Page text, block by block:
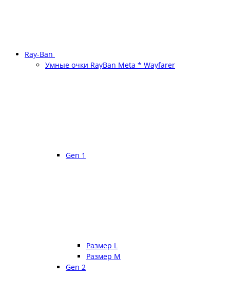
Ray-Ban
Умные очки RayBan Meta * Wayfarer
Gen 1
Размер L
Размер М
Gen 2